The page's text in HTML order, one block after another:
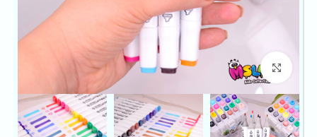
بزرگنمایی تصویر